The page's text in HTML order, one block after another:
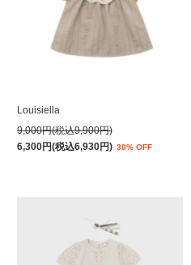
Louisiella
9,000円(税込9,900円)
6,300円(税込6,930円) 30% OFF